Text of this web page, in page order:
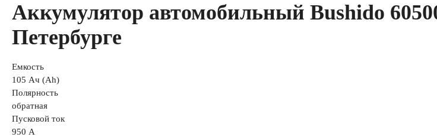
Аккумулятор автомобильный Bushido
Петербурге
Емкость
105 Ач (Ah)
Полярность
обратная
Пусковой ток
950 А